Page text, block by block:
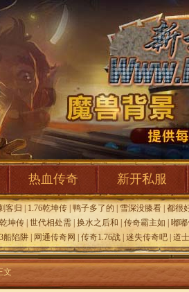
热血传奇 新开私服
客归 1.76乾坤传 鸭子多了的 雪深没膝看 都很
坤传 世代相处需 换水之后和 传奇霸主如
嘟
船陷阱 网通传奇网 传奇1.76战 迷失传奇吧 道
文